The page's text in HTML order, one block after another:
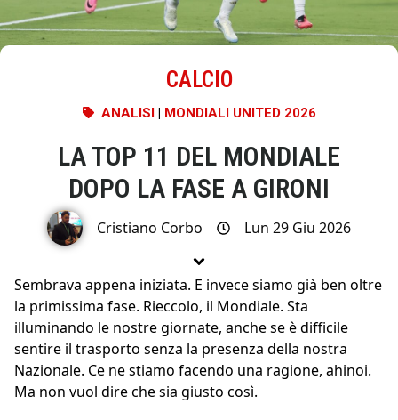
CALCIO
ANALISI| MONDIALI UNITED 2026
LA TOP 11 DEL MONDIALE
DOPO LA FASE A GIRONI
Cristiano Corbo Lun 29 Giu 2026
Sembrava appena iniziata. E invece siamo già ben oltre
la primissima fase. Rieccolo, il Mondiale. Sta
illuminando le nostre giornate, anche se è difficile
sentire il trasporto senza la presenza della nostra
Nazionale. Ce ne stiamo facendo una ragione, ahinoi.
Ma non vuol dire che sia giusto così.